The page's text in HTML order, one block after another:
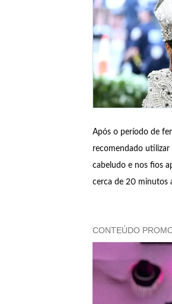
Após o período de
recomendado utilizar
cabeludo e nos fios
cerca de 20 minutos